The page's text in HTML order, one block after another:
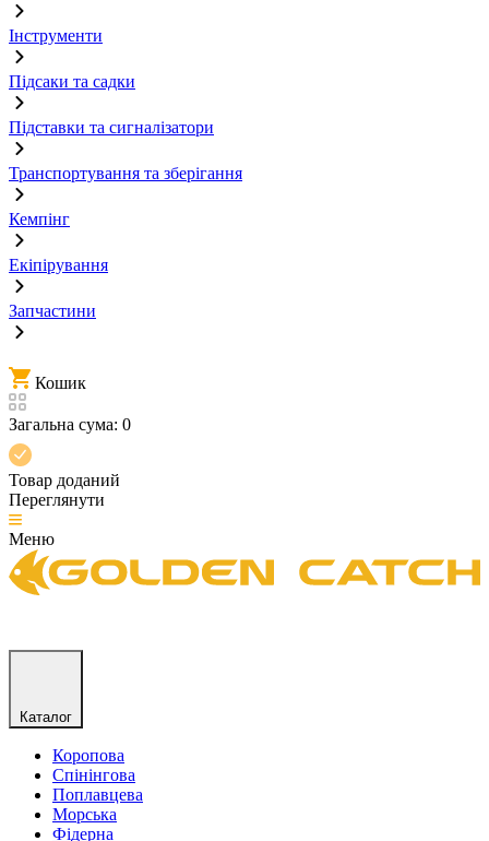
Інструменти
Підсаки та садки
Підставки та сигналізатори
Транспортування та зберігання
Кемпінг
Екіпірування
Запчастини
Кошик
Загальна сума: 0
Товар доданий
Переглянути
Меню
Каталог
Коропова
Спінінгова
Поплавцева
Морська
Фідерна